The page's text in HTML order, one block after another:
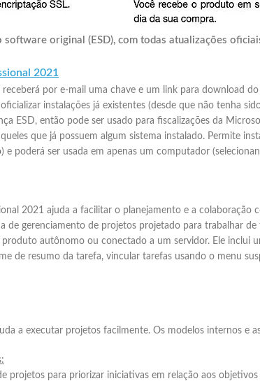
software original (ESD), com todas atualizações
2021
por e-mail uma chave e um link para download
instalações já existentes (desde que não tenha
ESD, então pode ser usado para fiscalizações da
que já possuem algum sistema instalado. Permite
e poderá ser usada em apenas um computador
2021 ajuda a facilitar o planejamento e a
de gerenciamento de projetos projetado para trabalhar
autônomo ou conectado a um servidor. Ele inclui
de resumo da tarefa, vincular tarefas usando o menu
a executar projetos facilmente. Os modelos internos e
projetos para priorizar iniciativas em relação aos